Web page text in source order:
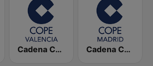
Cadena COPE Valencia Cadena COPE Madrid